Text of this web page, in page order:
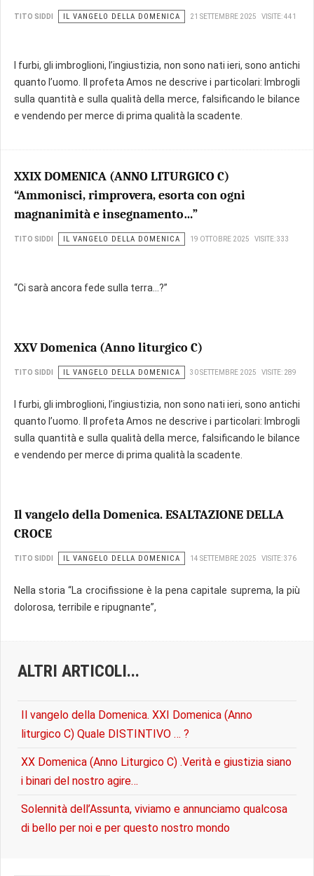
TITO SIDDI IL VANGELO DELLA DOMENICA 21 SETTEMBRE 2025 VISITE: 441
I furbi, gli imbroglioni, l’ingiustizia, non sono nati ieri, sono antichi
quanto l’uomo. Il profeta Amos ne descrive i particolari: Imbrogli
sulla quantità e sulla qualità della merce, falsificando le bilance
e vendendo per merce di prima qualità la scadente.
XXIX DOMENICA (ANNO LITURGICO C)
“Ammonisci, rimprovera, esorta con ogni
magnanimità e insegnamento…”
TITO SIDDI IL VANGELO DELLA DOMENICA 19 OTTOBRE 2025 VISITE: 333
“Ci sarà ancora fede sulla terra…?”
XXV Domenica (Anno liturgico C)
TITO SIDDI IL VANGELO DELLA DOMENICA 30 SETTEMBRE 2025 VISITE: 289
I furbi, gli imbroglioni, l’ingiustizia, non sono nati ieri, sono antichi
quanto l’uomo. Il profeta Amos ne descrive i particolari: Imbrogli
sulla quantità e sulla qualità della merce, falsificando le bilance
e vendendo per merce di prima qualità la scadente.
Il vangelo della Domenica. ESALTAZIONE DELLA
CROCE
TITO SIDDI IL VANGELO DELLA DOMENICA 14 SETTEMBRE 2025 VISITE: 376
Nella storia “La crocifissione è la pena capitale suprema, la più
dolorosa, terribile e ripugnante”,
ALTRI ARTICOLI...
Il vangelo della Domenica. XXI Domenica (Anno
liturgico C) Quale DISTINTIVO … ?
XX Domenica (Anno Liturgico C) .Verità e giustizia siano
i binari del nostro agire…
Solennità dell’Assunta, viviamo e annunciamo qualcosa
di bello per noi e per questo nostro mondo